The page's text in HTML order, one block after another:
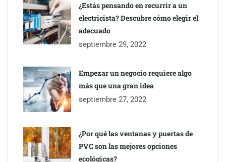
¿Estás pensando en recurrir a un
electricista? Descubre cómo elegir el
adecuado
septiembre 29, 2022
Empezar un negocio requiere algo
más que una gran idea
septiembre 27, 2022
¿Por qué las ventanas y puertas de
PVC son las mejores opciones
ecológicas?